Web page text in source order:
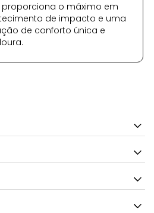
o máximo em
de impacto e uma
de conforto única e